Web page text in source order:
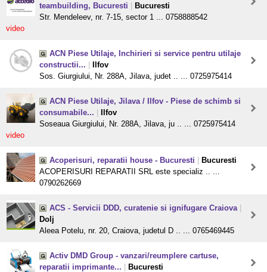
teambuilding, Bucuresti
Bucuresti
Str. Mendeleev, nr. 7-15, sector 1 ... 0758888542
video
ACN Piese Utilaje, Inchirieri si service pentru utilaje
constructii...
Ilfov
Sos. Giurgiului, Nr. 288A, Jilava, judet .. ... 0725975414
ACN Piese Utilaje, Jilava / Ilfov - Piese de schimb si
consumabile...
Ilfov
Soseaua Giurgiului, Nr. 288A, Jilava, ju .. ... 0725975414
video
Acoperisuri, reparatii house - Bucuresti
Bucuresti
ACOPERISURI REPARATII SRL este specializ .. ...
0790262669
ACS - Servicii DDD, curatenie si ignifugare Craiova
Dolj
Aleea Potelu, nr. 20, Craiova, judetul D .. ... 0765469445
Activ DMD Group - vanzari/reumplere cartuse,
reparatii imprimante...
Bucuresti